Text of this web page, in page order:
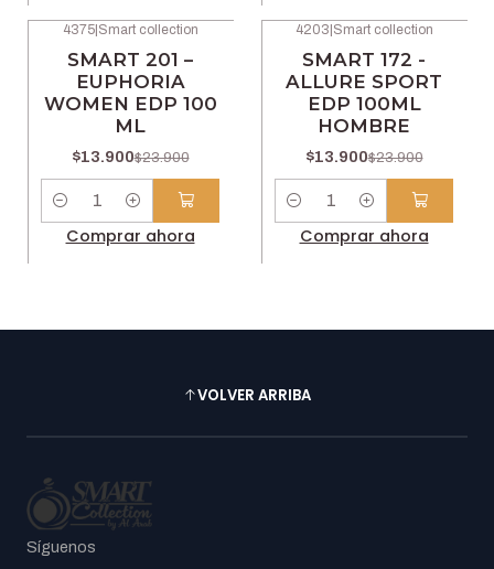
4375|Smart collection
SMART 201 –
EUPHORIA
WOMEN EDP 100
ML
$13.900$23.900
Cantidad
Comprar ahora
4203|Smart collection
SMART 172 -
ALLURE SPORT
EDP 100ML
HOMBRE
$13.900$23.900
Cantidad
Comprar ahora
VOLVER ARRIBA
Síguenos